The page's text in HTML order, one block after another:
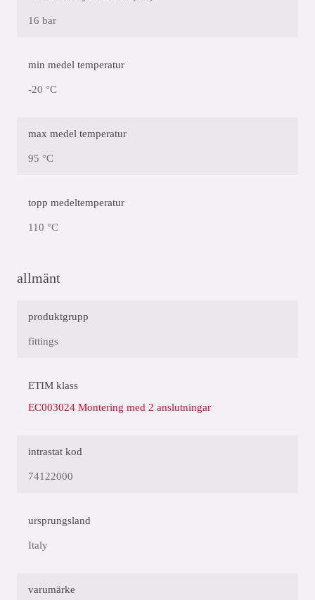
16 bar
min medel temperatur
-20 °C
max medel temperatur
95 °C
topp medeltemperatur
110 °C
allmänt
produktgrupp
fittings
ETIM klass
EC003024 Montering med 2 anslutningar
intrastat kod
74122000
ursprungsland
Italy
varumärke